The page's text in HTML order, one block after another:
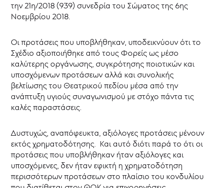
την 21η/2018 (939) συνεδρία του Σώματος της 6ης
Νοεμβρίου 2018.
Οι προτάσεις που υποβλήθηκαν, υποδεικνύουν ότι το
Σχέδιο αξιοποιήθηκε από τους Φορείς ως μέσο
καλύτερης οργάνωσης, συγκρότησης ποιοτικών και
υποσχόμενων προτάσεων αλλά και συνολικής
βελτίωσης του Θεατρικού πεδίου μέσα από την
ανάπτυξη υγιούς συναγωνισμού με στόχο πάντα τις
καλές παραστάσεις.
Δυστυχώς, αναπόφευκτα, αξιόλογες προτάσεις μένουν
εκτός χρηματοδότησης. Και αυτό διότι παρά το ότι οι
προτάσεις που υποβλήθηκαν ήταν αξιόλογες και
υποσχόμενες, δεν ήταν εφικτή η χρηματοδότηση
περισσότερων προτάσεων στο πλαίσιο του κονδυλίου
Θεατρικό
Καταφύγιο
Μουσείο
Κύπρου
Επιχορηγήσεις
-
ΘΥΜΕΛΗ
Αρχείο
Νέων
ΘΥΜΕΛΗ
ΘΥΜΕΛΗ
2021
ΘΥΜΕΛΗ
2020
ΘΥΜΕΛΗ